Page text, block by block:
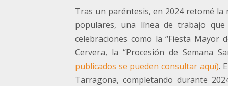
Tras un paréntesis, en 2024 retomé la
populares, una línea de trabajo
celebraciones como la “Fiesta Mayor
Cervera, la “Procesión de Semana
publicados se pueden consultar aquí).
Tarragona, completando durante